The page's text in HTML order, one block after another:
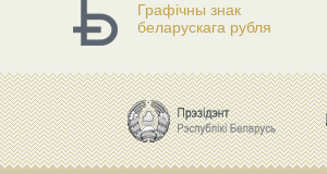
Графічны знак
беларускага рубля